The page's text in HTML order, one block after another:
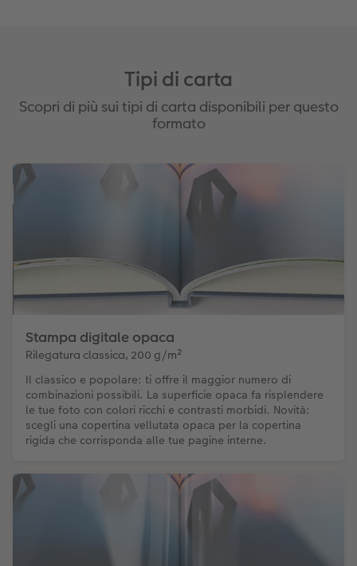
Tipi di carta
Scopri di più sui tipi di carta disponibili per questo
formato
Stampa digitale opaca
Rilegatura classica, 200 g/m²
Il classico e popolare: ti offre il maggior numero di
combinazioni possibili. La superficie opaca fa risplendere
le tue foto con colori ricchi e contrasti morbidi. Novità:
scegli una copertina vellutata opaca per la copertina
rigida che corrisponda alle tue pagine interne.